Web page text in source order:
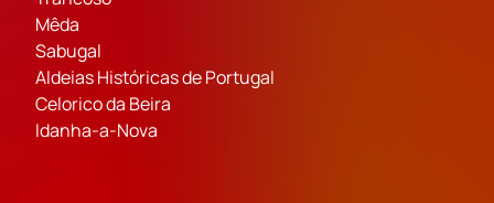
Mêda
Sabugal
Aldeias Históricas de Portugal
Celorico da Beira
Idanha-a-Nova